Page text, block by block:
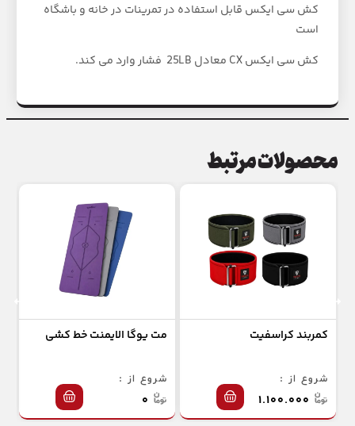
کش سی ایکس قابل استفاده در تمرینات در خانه و باشگاه
است
کش سی ایکس CX معادل 25LB فشار وارد می کند.
محصولات مرتبط
کمربند کراسفیت
شروع از :
مت یوگا الایمنت خط کشی
شروع از :